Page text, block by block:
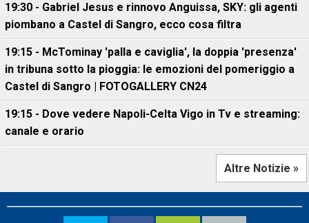
19:30 - Gabriel Jesus e rinnovo Anguissa, SKY: gli agenti
piombano a Castel di Sangro, ecco cosa filtra
19:15 - McTominay 'palla e caviglia', la doppia 'presenza'
in tribuna sotto la pioggia: le emozioni del pomeriggio a
Castel di Sangro | FOTOGALLERY CN24
19:15 - Dove vedere Napoli-Celta Vigo in Tv e streaming:
canale e orario
Altre Notizie »